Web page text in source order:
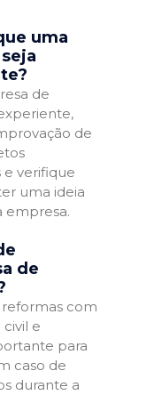
uma
de
de
e verifique
uma ideia
empresa.
de
com
e
para
caso de
durante a